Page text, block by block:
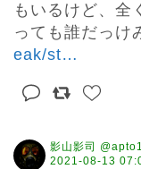
もいるけど、全
っても誰だっけ
eak/st…
影山影司
2021-08-13